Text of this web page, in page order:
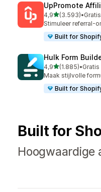
UpPromote
4,9van 5 sterren
(3.593)
3593 recensies in
•
Stimuleer referral-
Built for
Hulk Form
4,9van 5 sterren
(1.885)
1885 recensies in
•
Maak stijlvolle
Built for
Built for
Hoogwaardige